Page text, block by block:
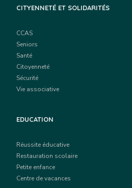
CITYENNETÉ ET SOLIDARITÉS
CCAS
Seniors
Santé
Citoyenneté
Sécurité
Vie associative
EDUCATION
Réussite éducative
Restauration scolaire
Petite enfance
Centre de vacances